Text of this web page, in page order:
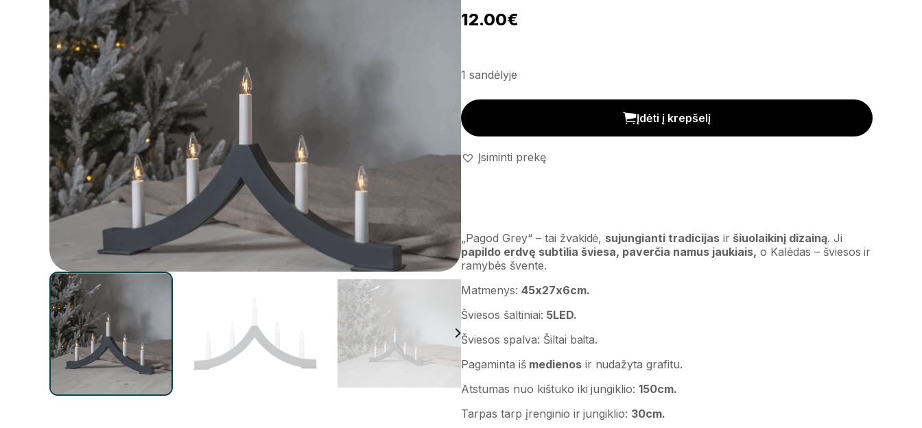
12.00€
1 sandėlyje
Žvakidė 'Pagod Grey' kiekis
Įdėti į krepšelį
Įsiminti prekę
„Pagod Grey“ – tai žvakidė, sujungianti tradicijas iršiuolaikinį dizainą. Ji
papildo erdvę subtilia šviesa, paverčia namus jaukiais, o Kalėdas – šviesos ir
ramybės švente.
Matmenys: 45x27x6cm.
Šviesos šaltiniai: 5LED.
Šviesos spalva: Šiltai balta.
Pagaminta išmedienosir nudažyta grafitu.
Atstumas nuo kištuko iki jungiklio:150cm.
Tarpas tarp įrenginio ir jungiklio: 30cm.